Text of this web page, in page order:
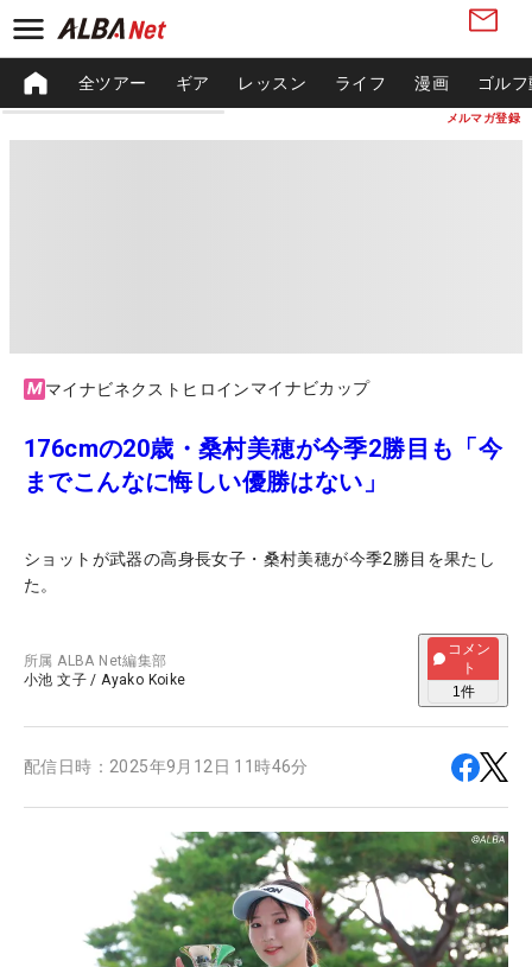
メルマガ登録
全ツアー ギア レッスン ライフ 漫画 ゴル
マイナビネクストヒロインマイナビカップ
176cmの20歳・桑村美穂が今季2勝目も「今
までこんなに悔しい優勝はない」
ショットが武器の高身長女子・桑村美穂が今季2勝目を果たし
た。
所属ALBA Net編集部
小池 文子 /Ayako Koike
コメン
ト
1件
配信日時： 2025年9月12日 11時46分